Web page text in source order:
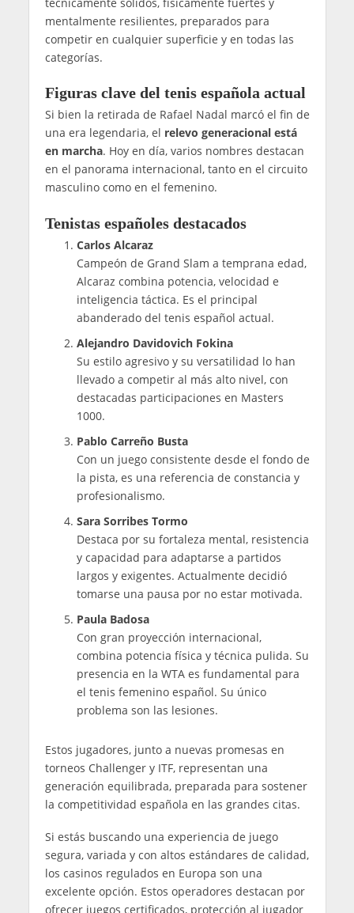
mentalmente resilientes, preparados para
competir en cualquier superficie y en todas las
categorías.
Figuras clave del tenis española actual
Si bien la retirada de Rafael Nadal marcó el fin de
una era legendaria, el relevo generacional está
en marcha. Hoy en día, varios nombres destacan
en el panorama internacional, tanto en el circuito
masculino como en el femenino.
Tenistas españoles destacados
Carlos Alcaraz
Campeón de Grand Slam a temprana edad,
Alcaraz combina potencia, velocidad e
inteligencia táctica. Es el principal
abanderado del tenis español actual.
Alejandro Davidovich Fokina
Su estilo agresivo y su versatilidad lo han
llevado a competir al más alto nivel, con
destacadas participaciones en Masters
1000.
Pablo Carreño Busta
Con un juego consistente desde el fondo de
la pista, es una referencia de constancia y
profesionalismo.
Sara Sorribes Tormo
Destaca por su fortaleza mental, resistencia
y capacidad para adaptarse a partidos
largos y exigentes. Actualmente decidió
tomarse una pausa por no estar motivada.
Paula Badosa
Con gran proyección internacional,
combina potencia física y técnica pulida. Su
presencia en la WTA es fundamental para
el tenis femenino español. Su único
problema son las lesiones.
Estos jugadores, junto a nuevas promesas en
torneos Challenger y ITF, representan una
generación equilibrada, preparada para sostener
la competitividad española en las grandes citas.
Si estás buscando una experiencia de juego
segura, variada y con altos estándares de calidad,
los casinos regulados en Europa son una
excelente opción. Estos operadores destacan por
ofrecer juegos certificados, protección al jugador